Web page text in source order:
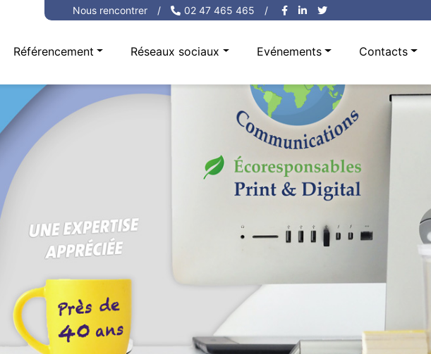
Nous rencontrer / 02 47 465 465 /
Référencement Réseaux sociaux Evénements Contacts